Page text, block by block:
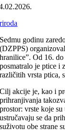
Sedmu godinu
(DZPPS)
hranilice”. Od 16.
posmatralo je ptice i
različitih vrsta ptica,
Cilj akcije je, kao i
prihranjivanja
prostor: vrste koje
ustručavaju se da
suživotu obe strane